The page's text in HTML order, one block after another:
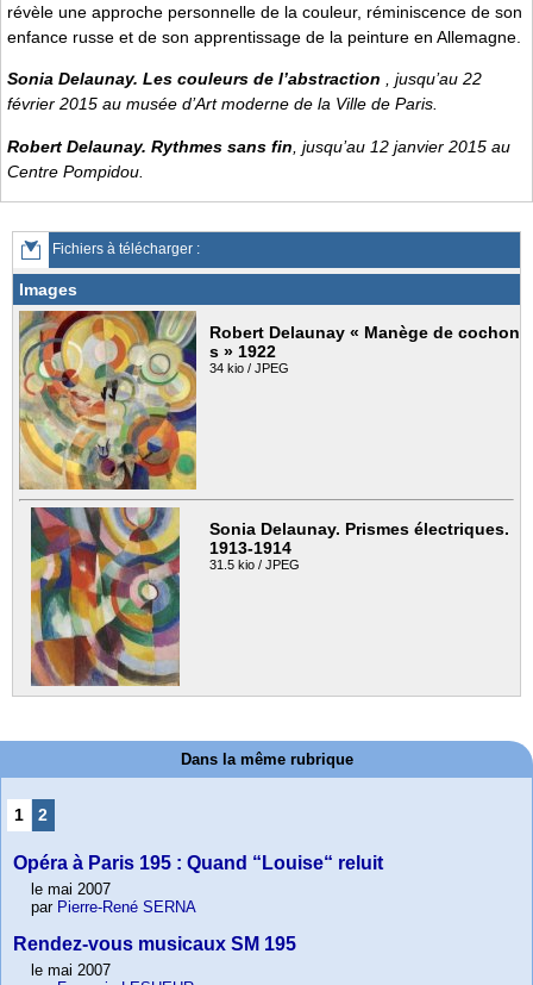
révèle une approche personnelle de la couleur, réminiscence de son
enfance russe et de son apprentissage de la peinture en Allemagne.
Sonia Delaunay. Les couleurs de l’abstraction , jusqu’au 22
février 2015 au musée d’Art moderne de la Ville de Paris.
Robert Delaunay. Rythmes sans fin , jusqu’au 12 janvier 2015 au
Centre Pompidou.
Fichiers à télécharger :
Images
Robert Delaunay « Manège de cochon
s » 1922
34 kio / JPEG
Sonia Delaunay. Prismes électriques.
1913-1914
31.5 kio / JPEG
Dans la même rubrique
1 2
Opéra à Paris 195 : Quand “Louise“ reluit
le mai 2007
par Pierre-René SERNA
Rendez-vous musicaux SM 195
le mai 2007